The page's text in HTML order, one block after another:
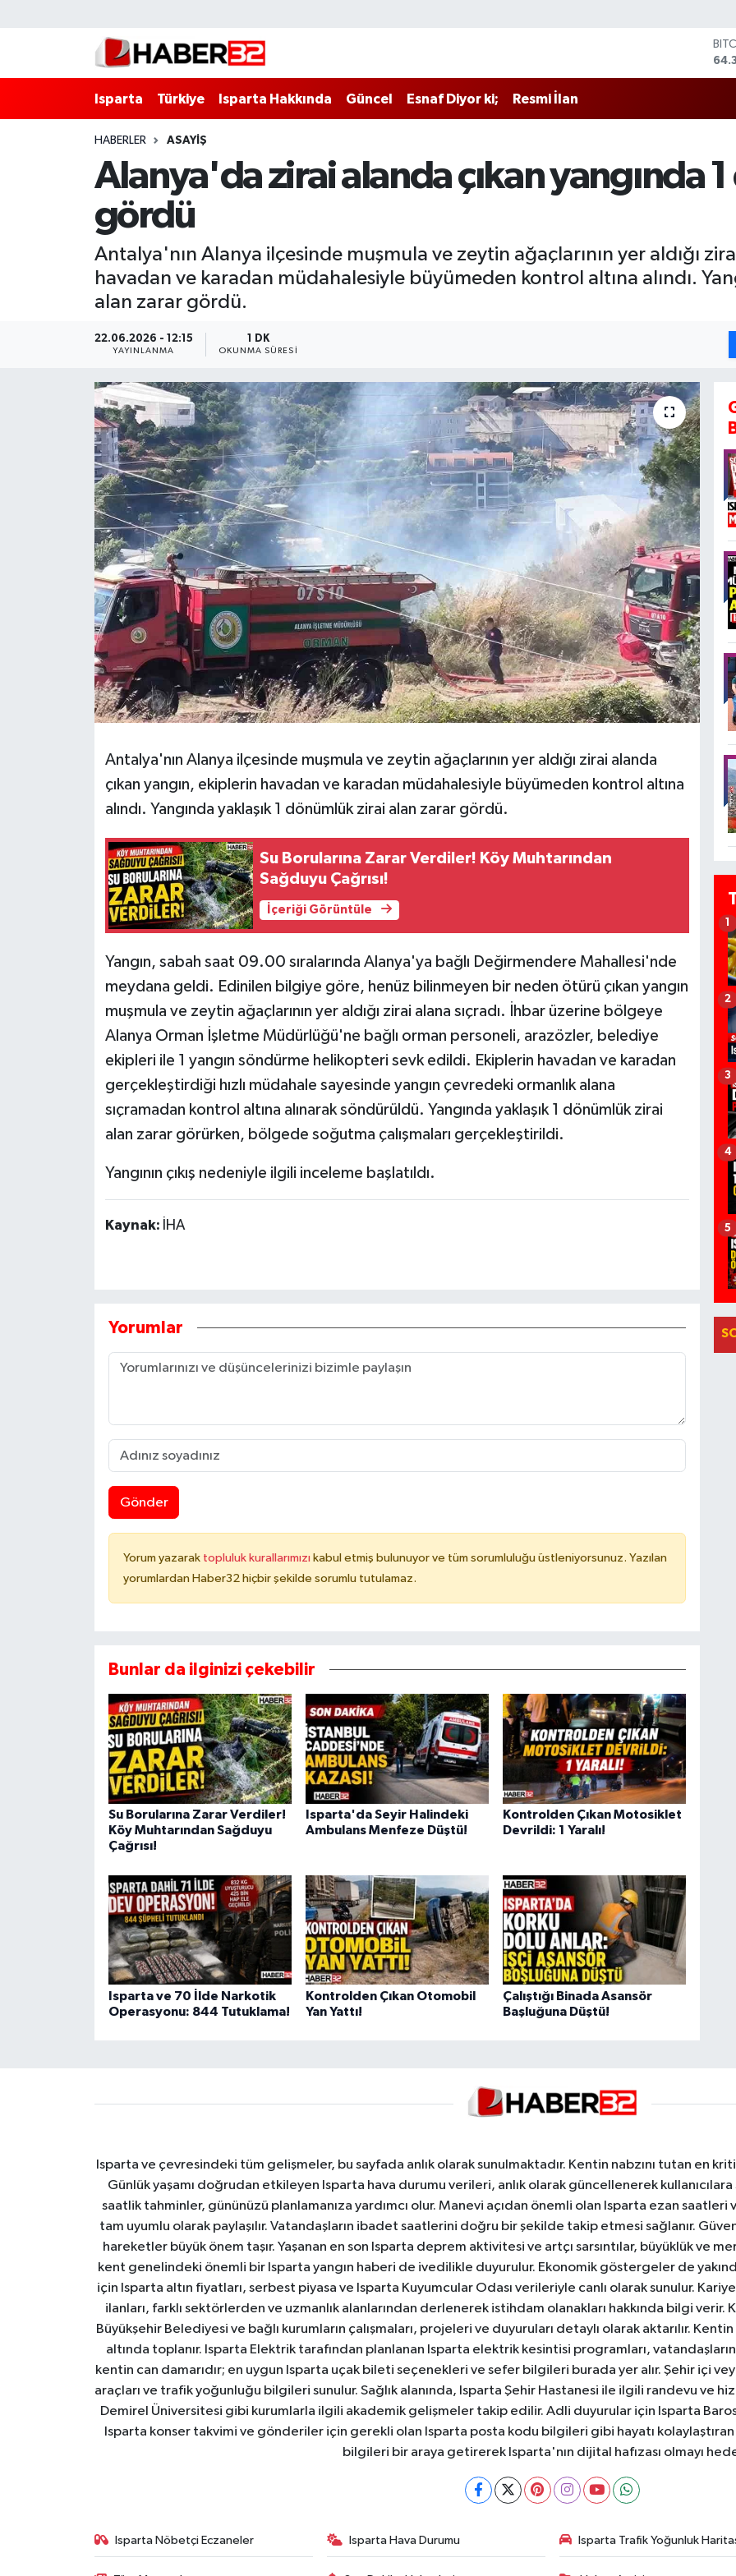
Isparta Türkiye Isparta Hakkında Güncel Esnaf Diyor ki; Resmi İlan
HABERLER ASAYİŞ
Alanya'da zirai alanda çıkan yangında
gördü
Antalya'nın Alanya ilçesinde muşmula ve zeytin ağaçlarının yer aldığı
havadan ve karadan müdahalesiyle büyümeden kontrol altına alındı.
alan zarar gördü.
22.06.2026 - 12:15
YAYINLANMA
1 DK
OKUNMA SÜRESI
Antalya'nın Alanya ilçesinde muşmula ve zeytin ağaçlarının yer aldığı zirai alanda
çıkan yangın, ekiplerin havadan ve karadan müdahalesiyle büyümeden kontrol altına
alındı. Yangında yaklaşık 1 dönümlük zirai alan zarar gördü.
Su Borularına Zarar Verdiler! Köy Muhtarından
Sağduyu Çağrısı!
İçeriği Görüntüle
Yangın, sabah saat 09.00 sıralarında Alanya'ya bağlı Değirmendere Mahallesi'nde
meydana geldi. Edinilen bilgiye göre, henüz bilinmeyen bir neden ötürü çıkan yangın
muşmula ve zeytin ağaçlarının yer aldığı zirai alana sıçradı. İhbar üzerine bölgeye
Alanya Orman İşletme Müdürlüğü'ne bağlı orman personeli, arazözler, belediye
ekipleri ile 1 yangın söndürme helikopteri sevk edildi. Ekiplerin havadan ve karadan
gerçekleştirdiği hızlı müdahale sayesinde yangın çevredeki ormanlık alana
sıçramadan kontrol altına alınarak söndürüldü. Yangında yaklaşık 1 dönümlük zirai
alan zarar görürken, bölgede soğutma çalışmaları gerçekleştirildi.
Yangının çıkış nedeniyle ilgili inceleme başlatıldı.
Kaynak: İHA
Yorumlar
Gönder
Yorum yazarak topluluk kurallarımızı kabul etmiş bulunuyor ve tüm sorumluluğu üstleniyorsunuz. Yazılan
yorumlardan Haber32 hiçbir şekilde sorumlu tutulamaz.
Bunlar da ilginizi çekebilir
Su Borularına Zarar Verdiler!
Köy Muhtarından Sağduyu
Çağrısı!
Isparta'da Seyir Halindeki
Ambulans Menfeze Düştü!
Kontrolden Çıkan Motosiklet
Devrildi: 1 Yaralı!
Isparta ve 70 İlde Narkotik
Operasyonu: 844 Tutuklama!
Kontrolden Çıkan Otomobil
Yan Yattı!
Çalıştığı Binada Asansör
Başluğuna Düştü!
1
2
3
4
5
Isparta ve çevresindeki tüm gelişmeler, bu sayfada anlık olarak sunulmaktadır. Kentin nabzını tutan en
Günlük yaşamı doğrudan etkileyen Isparta hava durumu verileri, anlık olarak güncellenerek
saatlik tahminler, gününüzü planlamanıza yardımcı olur. Manevi açıdan önemli olan Isparta ezan
tam uyumlu olarak paylaşılır. Vatandaşların ibadet saatlerini doğru bir şekilde takip etmesi sağlanır.
hareketler büyük önem taşır. Yaşanan en son Isparta deprem aktivitesi ve artçı sarsıntılar, büyüklük ve
kent genelindeki önemli bir Isparta yangın haberi de ivedilikle duyurulur. Ekonomik göstergeler de
için Isparta altın fiyatları, serbest piyasa ve Isparta Kuyumcular Odası verileriyle canlı olarak sunulur.
ilanları, farklı sektörlerden ve uzmanlık alanlarından derlenerek istihdam olanakları hakkında bilgi verir.
Büyükşehir Belediyesi ve bağlı kurumların çalışmaları, projeleri ve duyuruları detaylı olarak aktarılır.
altında toplanır. Isparta Elektrik tarafından planlanan Isparta elektrik kesintisi programları,
kentin can damarıdır; en uygun Isparta uçak bileti seçenekleri ve sefer bilgileri burada yer alır. Şehir içi
araçları ve trafik yoğunluğu bilgileri sunulur. Sağlık alanında, Isparta Şehir Hastanesi ile ilgili randevu ve
Demirel Üniversitesi gibi kurumlarla ilgili akademik gelişmeler takip edilir. Adli duyurular için Isparta
Isparta konser takvimi ve gönderiler için gerekli olan Isparta posta kodu bilgileri gibi hayatı
bilgileri bir araya getirerek Isparta'nın dijital hafızası olmayı
Isparta Nöbetçi Eczaneler Isparta Hava Durumu Isparta Trafik Yoğunluk
Isparta Hakkında
Esnaf Diyor ki;
BİLİM VE TEKNOLOJİ
HABERDE İNSAN
KÜLTÜR SANAT
MAGAZİN
POLİTİKA
RESMİ İLANLAR
SAĞLIK
Teknoloji
Isparta Nöbetçi Eczaneler
Isparta Hava Durumu
Isparta Trafik Yoğunluk Haritası
Süper Lig Puan Durumu ve Fikstür
Tüm Manşetler
Son Dakika Haberleri